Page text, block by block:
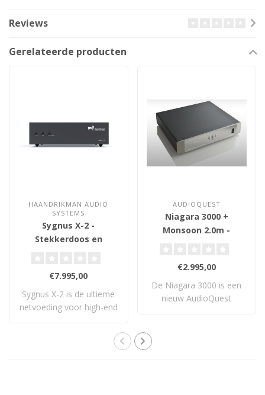
Reviews
Gerelateerde producten
HAANDRIKMAN AUDIO
SYSTEMS
Sygnus X-2 -
Stekkerdoos en
€7.995,00
Sygnus X-2 is de ultieme
netvoeding voor high-end
AUDIOQUEST
Niagara 3000 +
Monsoon 2.0m -
€2.995,00
De Niagara 3000 is een
nieuw AudioQuest